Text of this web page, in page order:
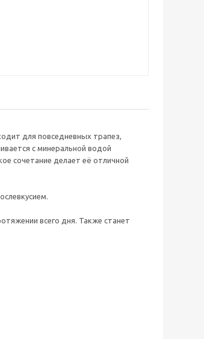
для повседневных трапез,
с минеральной водой
сочетание делает её отличной
всего дня. Также станет